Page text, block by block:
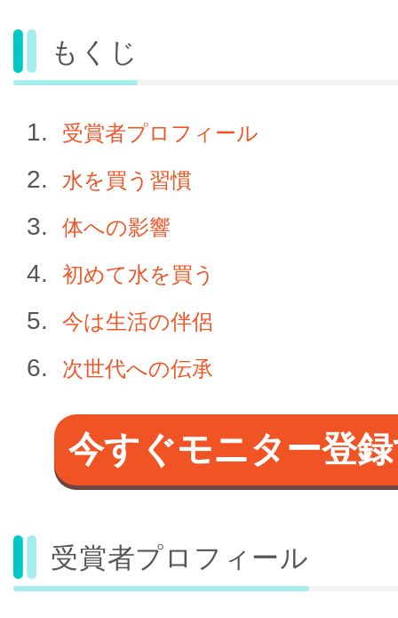
もくじ
受賞者プロフィール
水を買う習慣
体への影響
初めて水を買う
今は生活の伴侶
次世代への伝承
今すぐモニター登
受賞者プロフィール